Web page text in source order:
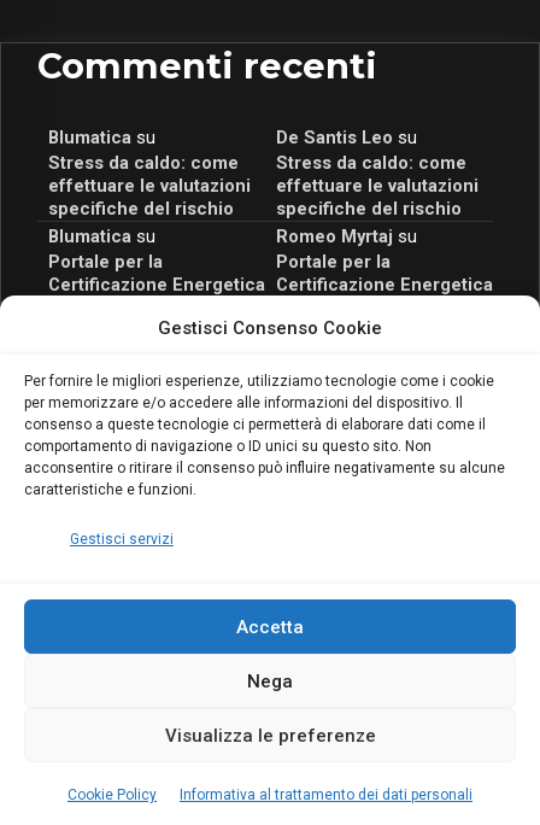
Gestisci Consenso Cookie
Per fornire le migliori esperienze, utilizziamo tecnologie come i cookie
per memorizzare e/o accedere alle informazioni del dispositivo. Il
consenso a queste tecnologie ci permetterà di elaborare dati come il
comportamento di navigazione o ID unici su questo sito. Non
acconsentire o ritirare il consenso può influire negativamente su alcune
caratteristiche e funzioni.
Gestisci servizi
Accetta
Nega
Visualizza le preferenze
Cookie Policy Informativa al trattamento dei dati personali
Commenti recenti
Blumaticasu
Stress da caldo: come
effettuare le valutazioni
specifiche del rischio
De Santis Leo su
Stress da caldo: come
effettuare le valutazioni
specifiche del rischio
Blumaticasu
Portale per la
Certificazione Energetica
scopri il Corso Blumatica
Romeo Myrtaj su
Portale per la
Certificazione Energetica
scopri il Corso Blumatica
Blumaticasu
Coordinatore della
Sicurezza: cosa è
richiesto per abilitazione
e aggiornamento
Copyright Blumatica
MENU